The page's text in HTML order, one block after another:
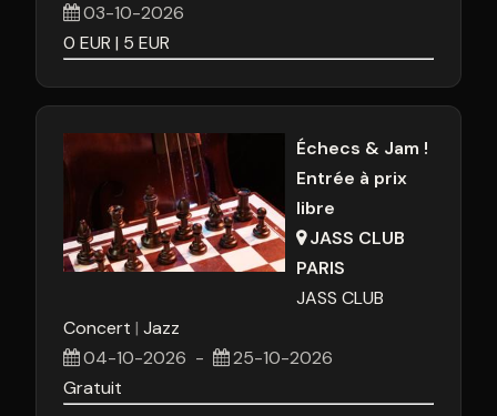
03-10-2026
0 EUR 5 EUR
Échecs & Jam !
Entrée à prix
libre
JASS CLUB
PARIS
JASS CLUB
Concert Jazz
04-10-2026 -
25-10-2026
Gratuit